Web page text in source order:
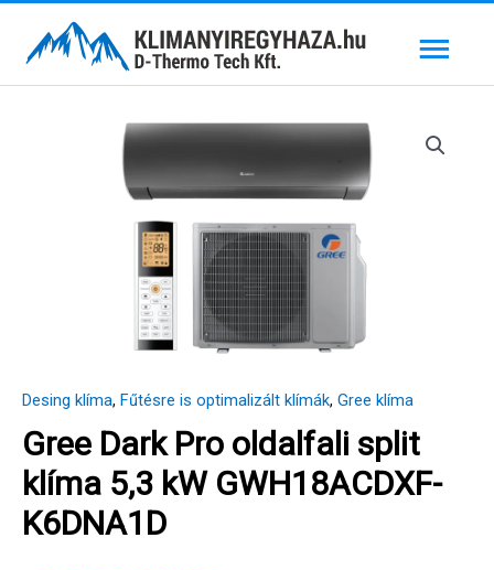
Desing klíma, Fűtésre is optimalizált klímák, Gree klíma
Gree Dark Pro oldalfali split
klíma 5,3 kW GWH18ACDXF-
K6DNA1D